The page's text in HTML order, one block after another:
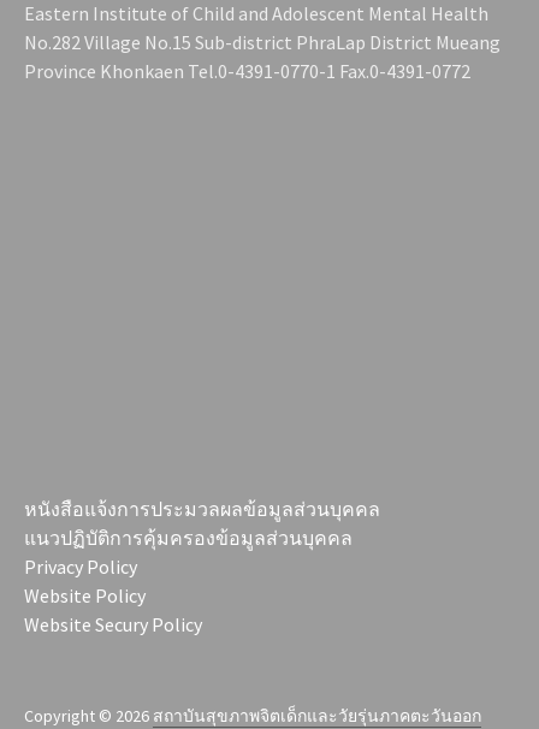
Eastern Institute of Child and Adolescent Mental Health
No.282 Village No.15 Sub-district PhraLap District Mueang
Province Khonkaen Tel.0-4391-0770-1 Fax.0-4391-0772
หนังสือแจ้งการประมวลผลข้อมูลส่วนบุคคล
แนวปฏิบัติการคุ้มครองข้อมูลส่วนบุคคล
Privacy Policy
Website Policy
Website Secury Policy
Copyright © 2026 สถาบันสุขภาพจิตเด็กและวัยรุ่นภาคตะวันออก